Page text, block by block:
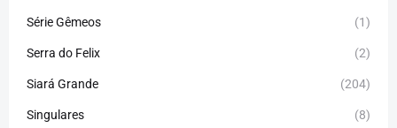
Série Gêmeos (1)
Serra do Felix (2)
Siará Grande (204)
Singulares (8)